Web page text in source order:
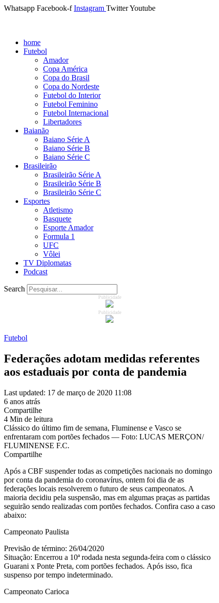
Whatsapp Facebook-f Instagram TwitterYoutube
home
Futebol
Amador
Copa América
Copa do Brasil
Copa do Nordeste
Futebol do Interior
Futebol Feminino
Futebol Internacional
Libertadores
Baianão
Baiano Série A
Baiano Série B
Baiano Série C
Brasileirão
Brasileirão Série A
Brasileirão Série B
Brasileirão Série C
Esportes
Atletismo
Basquete
Esporte Amador
Formula 1
UFC
Vôlei
TV Diplomatas
Podcast
Search
Publicidade
Publicidade
Futebol
Federações adotam medidas referentes
aos estaduais por conta de pandemia
Last updated: 17 de março de 2020 11:08
6 anos atrás
Compartilhe
4 Min de leitura
Clássico do último fim de semana, Fluminense e Vasco se
enfrentaram com portões fechados — Foto: LUCAS MERÇON/
FLUMINENSE F.C.
Compartilhe
Após a CBF suspender todas as competições nacionais no domingo
por conta da pandemia do coronavírus, ontem foi dia de as
federações locais resolverem o futuro de seus campeonatos. A
maioria decidiu pela suspensão, mas em algumas praças as partidas
seguirão sendo realizadas com portões fechados. Confira caso a caso
abaixo:
Campeonato Paulista
Previsão de término: 26/04/2020
Situação: Encerrou a 10ª rodada nesta segunda-feira com o clássico
Guarani x Ponte Preta, com portões fechados. Após isso, fica
suspenso por tempo indeterminado.
Campeonato Carioca